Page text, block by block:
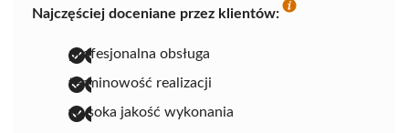
Najczęściej doceniane przez klientów:
profesjonalna obsługa
terminowość realizacji
wysoka jakość wykonania